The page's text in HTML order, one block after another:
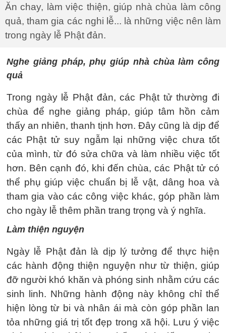
Ăn chay, làm việc thiện, giúp nhà chùa làm công
quả, tham gia các nghi lễ... là những việc nên làm
trong ngày lễ Phật đản.
Nghe giảng pháp, phụ giúp nhà chùa làm công
quả
Trong ngày lễ Phật đản, các Phật tử thường đi
chùa để nghe giảng pháp, giúp tâm hồn cảm
thấy an nhiên, thanh tịnh hơn. Đây cũng là dịp để
các Phật tử suy ngẫm lại những việc chưa tốt
của mình, từ đó sửa chữa và làm nhiều việc tốt
hơn. Bên cạnh đó, khi đến chùa, các Phật tử có
thể phụ giúp việc chuẩn bị lễ vật, dâng hoa và
tham gia vào các công việc khác, góp phần làm
cho ngày lễ thêm phần trang trọng và ý nghĩa.
Làm thiện nguyện
Ngày lễ Phật đản là dịp lý tưởng để thực hiện
các hành động thiện nguyện như từ thiện, giúp
đỡ người khó khăn và phóng sinh nhằm cứu các
sinh linh. Những hành động này không chỉ thể
hiện lòng từ bi và nhân ái mà còn góp phần lan
tỏa những giá trị tốt đẹp trong xã hội. Lưu ý việc